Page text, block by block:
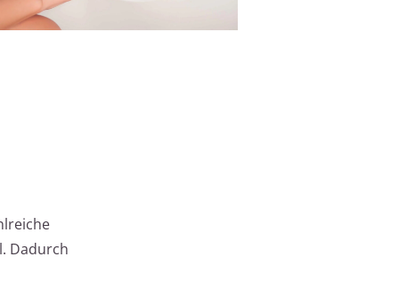
Dadurch